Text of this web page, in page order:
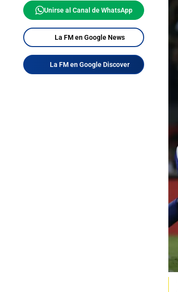
Unirse al Canal de WhatsApp
La FM en Google News
La FM en Google Discover